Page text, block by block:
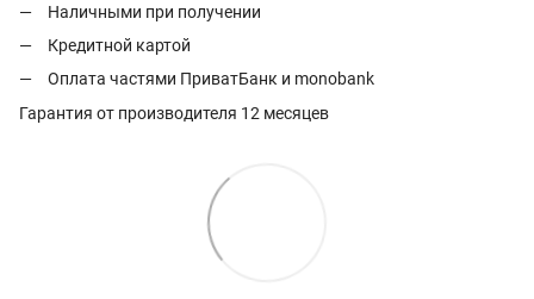
Наличными при получении
Кредитной картой
Оплата частями ПриватБанк и monobank
Гарантия от производителя 12 месяцев